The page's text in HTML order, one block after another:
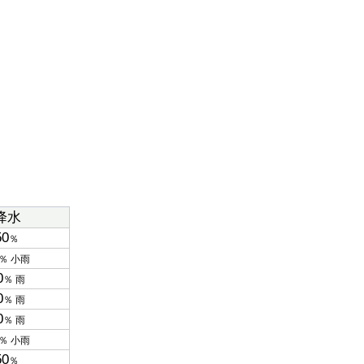
水
％
小雨
％ 雨
％ 雨
％ 雨
小雨
％